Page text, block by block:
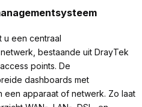
u een centraal
bestaande uit DrayTek
points. De
dashboards met
apparaat of netwerk. Zo laat